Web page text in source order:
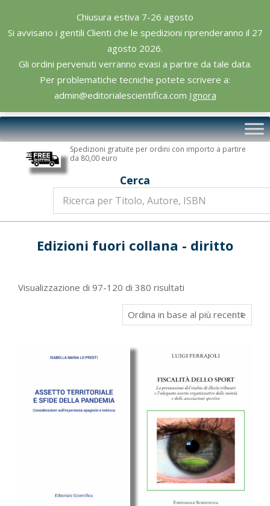
Chiusura estiva 7-26 agosto
Si avvisano i gentili Clienti che le spedizioni riprenderanno il 27
agosto 2026.
Gli ordini pervenuti verranno evasi a partire da tale data.
Per problematiche tecniche potete scrivere a:
admin@editorialescientifica.com Ignora
content
Editoriale
Scientifica
Primary
Navigation
Spedizioni gratuite per ordini con importo a partire
da 80,00 euro
Cerca
Edizioni fuori collana - diritto
Visualizzazione di 97-120 di 380 risultati
in
base